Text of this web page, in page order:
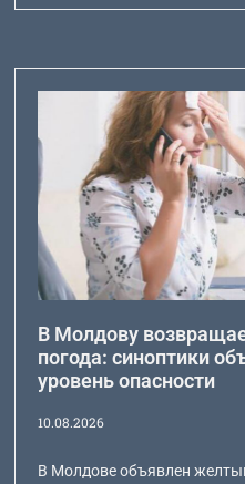
В Молдову
погода: синоптики
уровень опасности
10.08.2026
В Молдове объявлен